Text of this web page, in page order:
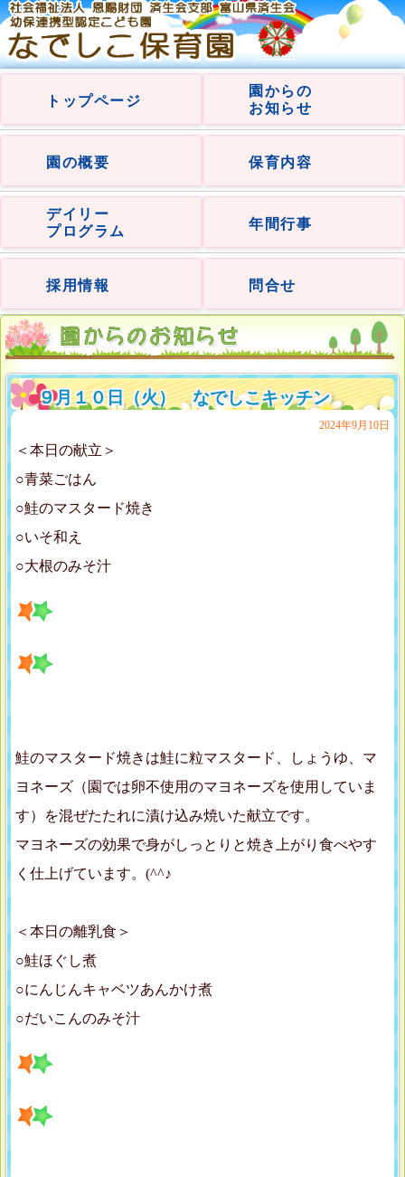
トップページ
園からの
お知らせ
園の概要 保育内容
デイリー
プログラム
年間行事
採用情報 問合せ
９月１０日（火） なでしこキッチン
2024年9月10日
＜本日の献立＞
○青菜ごはん
○鮭のマスタード焼き
○いそ和え
○大根のみそ汁
鮭のマスタード焼きは鮭に粒マスタード、しょうゆ、マ
ヨネーズ（園では卵不使用のマヨネーズを使用していま
す）を混ぜたたれに漬け込み焼いた献立です。
マヨネーズの効果で身がしっとりと焼き上がり食べやす
く仕上げています。(^^♪
＜本日の離乳食＞
○鮭ほぐし煮
○にんじんキャベツあんかけ煮
○だいこんのみそ汁